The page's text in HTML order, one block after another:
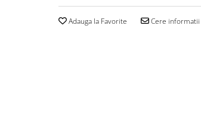
Adauga la Favorite Cere informatii